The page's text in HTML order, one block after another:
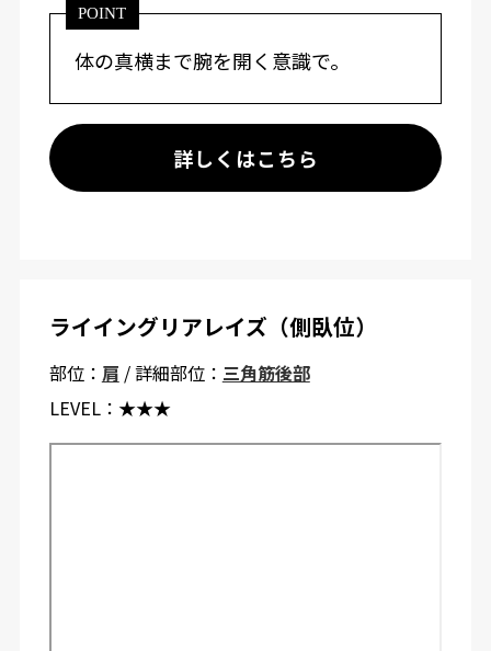
POINT
体の真横まで腕を開く意識で。
詳しくはこちら
ライイングリアレイズ（側臥位）
部位： 肩 / 詳細部位： 三角筋後部
LEVEL： ★★★